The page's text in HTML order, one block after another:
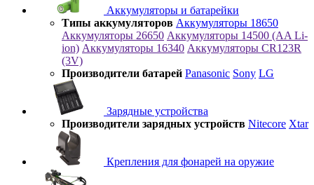
Аккумуляторы и батарейки
Типы аккумуляторов Аккумуляторы 18650
Аккумуляторы 26650 Аккумуляторы 14500 (AA Li-
ion) Аккумуляторы 16340 Аккумуляторы CR123R
(3V)
Производители батарей Panasonic Sony LG
Зарядные устройства
Производители зарядных устройств Nitecore Xtar
Крепления для фонарей на оружие